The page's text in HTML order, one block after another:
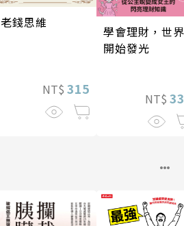
老錢思維
NT$ 315
學會理財，世界
開始發光
NT$